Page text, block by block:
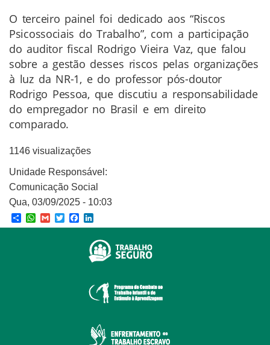
O terceiro painel foi dedicado aos “Riscos
Psicossociais do Trabalho”, com a participação
do auditor fiscal Rodrigo Vieira Vaz, que falou
sobre a gestão desses riscos pelas organizações
à luz da NR-1, e do professor pós-doutor
Rodrigo Pessoa, que discutiu a responsabilidade
do empregador no Brasil e em direito
comparado.
1146 visualizações
Unidade Responsável:
Comunicação Social
Qua, 03/09/2025 - 10:03
ShareWhatsApp
GmailTwitterFacebook